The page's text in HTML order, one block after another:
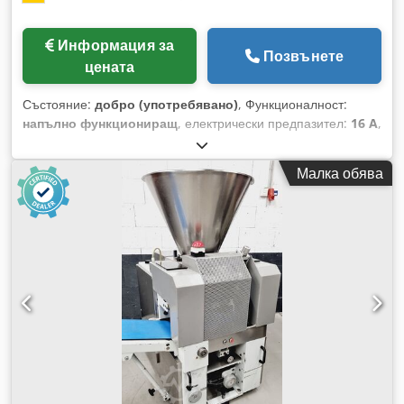
тесто!
Информация за
цената
Позвънете
Състояние: добро (употребявано), Функционалност:
напълно функциониращ, електрически предпазител: 16 A,
, входящо напрежение:
мощност:2 kW (2,72 к.с.), диаметър на фунията:650 мм,
височина на изхвърляне:1 100 мм, тип входящ ток:
трифазен
, Сертифицирано от DGUV до:07/2027
тегло:
, Кантар Scheurer SV 140 E LED дисплей за
настройка на теглото с централизирано мазане здрава
техника Машината е мобилна с 2 стопорни устройства
Лента Mehler Изходящата лента е дълга и регулируема по
височина Захранване 400V, щепсел 16A-CEE Употребявана
машина Опции: Csdpeyaki Iefx Adqjrf Договор за
поддръжка Кутия с резервни части Сервизен пакет
Доставка Инструктаж и въвеждане в експлоатация Посетете
нашата голяма изложба!
Малка обява